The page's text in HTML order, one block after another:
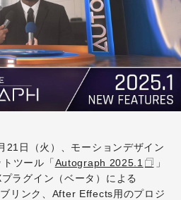
21日（火）、モーションデザイン
ツール「Autograph 2025.1
」
ラグイン（ベータ）による
リンク、After Effects用のプロジ